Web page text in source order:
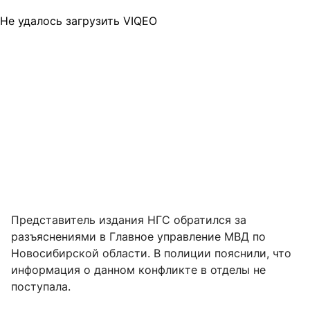
Не удалось загрузить VIQEO
Представитель издания НГС обратился за
разъяснениями в Главное управление МВД по
Новосибирской области. В полиции пояснили, что
информация о данном конфликте в отделы не
поступала.